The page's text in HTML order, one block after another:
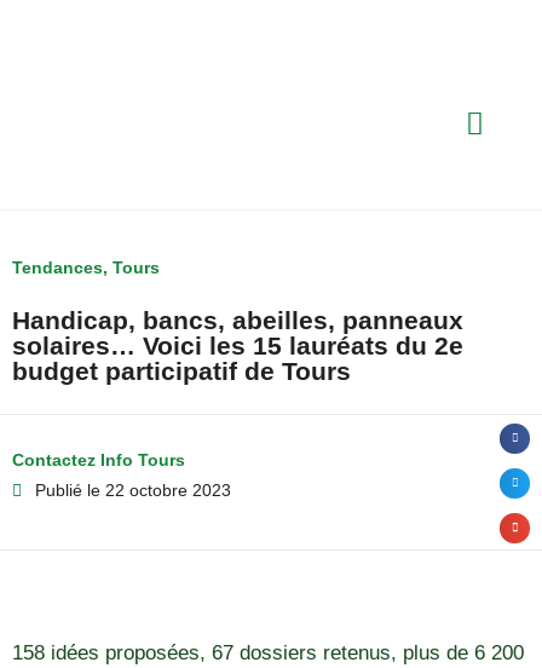
Tendances, Tours
Handicap, bancs, abeilles, panneaux
solaires… Voici les 15 lauréats du 2e
budget participatif de Tours
Contactez Info Tours
Publié le 22 octobre 2023
158 idées proposées, 67 dossiers retenus, plus de 6 200